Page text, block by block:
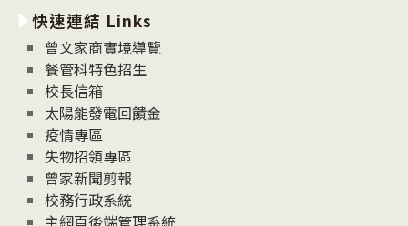
消
息
News
快速連結 Links
曾文家商實境導覽
餐管科特色招生
校長信箱
太陽能發電回饋金
疫情專區
失物招領專區
曾家新聞剪報
校務行政系統
主網頁後端管理系統